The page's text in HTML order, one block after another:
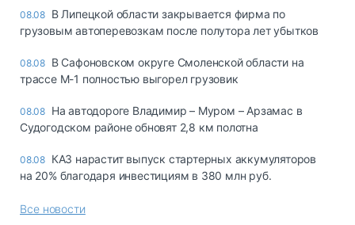
08.08 В Липецкой области закрывается фирма по
грузовым автоперевозкам после полутора лет убытков
08.08 В Сафоновском округе Смоленской области на
трассе М-1 полностью выгорел грузовик
08.08 На автодороге Владимир – Муром – Арзамас в
Судогодском районе обновят 2,8 км полотна
08.08 КАЗ нарастит выпуск стартерных аккумуляторов
на 20% благодаря инвестициям в 380 млн руб.
Все новости